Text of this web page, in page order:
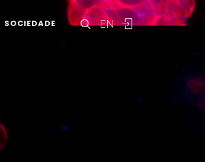
EN
SOCIEDADE